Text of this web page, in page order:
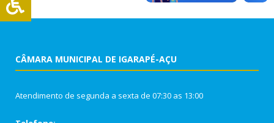
CÂMARA MUNICIPAL DE IGARAPÉ-AÇU
Atendimento de segunda a sexta de 07:30 as 13:00